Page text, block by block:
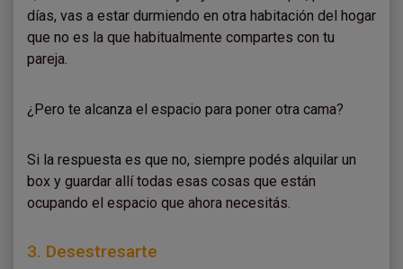
días, vas a estar durmiendo en otra habitación del hogar
que no es la que habitualmente compartes con tu
pareja.
¿Pero te alcanza el espacio para poner otra cama?
Si la respuesta es que no, siempre podés alquilar un
box y guardar allí todas esas cosas que están
ocupando el espacio que ahora necesitás.
3. Desestresarte